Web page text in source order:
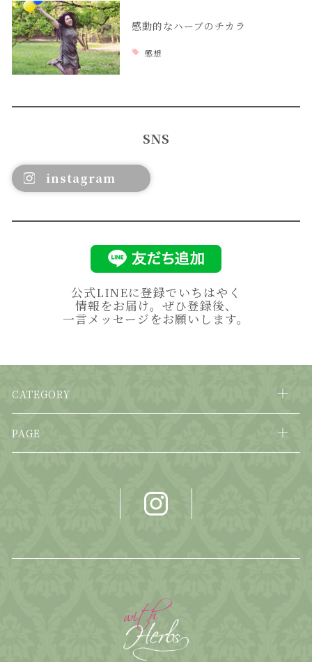
感動的なハーブのチカラ
感想
SNS
instagram
公式LINEに登録でいちはやく
情報をお届け。ぜひ登録後、
一言メッセージをお願いします。
CATEGORY
PAGE